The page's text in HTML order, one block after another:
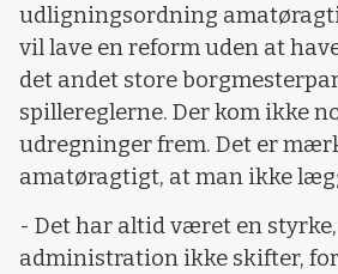
udligningsordning
vil lave en reform uden at
det andet store
spillereglerne. Der kom ikke
udregninger frem. Det er
amatøragtigt, at man ikke
- Det har altid været en
administration ikke skifter,